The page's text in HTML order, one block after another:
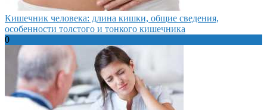
Кишечник человека: длина кишки, общие сведения,
особенности толстого и тонкого кишечника
0